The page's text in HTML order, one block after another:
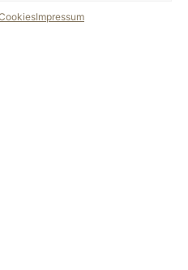
ImpressumANFRAGEN